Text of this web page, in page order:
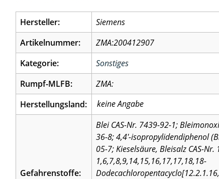
Hersteller:
Siemens
Artikelnummer:
ZMA:200412907
Kategorie:
Sonstiges
Rumpf-MLFB:
ZMA:
Herstellungsland:
Gefahrenstoffe:
Blei CAS-Nr. 7439-92-1;
36-8; 4,4′-isopropylidendiphenol
05-7; Kieselsäure, Bleisalz CAS-
1,6,7,8,9,14,15,16,17,17,18,18-